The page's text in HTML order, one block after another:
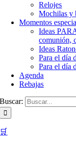
Relojes
Mochilas y
Momentos
Ideas
comunión,
Ideas
Para el día
Para el día
Agenda
Rebajas
Buscar:
🛒